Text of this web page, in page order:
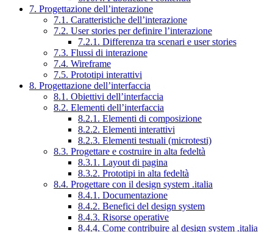
7. Progettazione dell’interazione
7.1. Caratteristiche dell’interazione
7.2. User stories per definire l’interazione
7.2.1. Differenza tra scenari e user stories
7.3. Flussi di interazione
7.4. Wireframe
7.5. Prototipi interattivi
8. Progettazione dell’interfaccia
8.1. Obiettivi dell’interfaccia
8.2. Elementi dell’interfaccia
8.2.1. Elementi di composizione
8.2.2. Elementi interattivi
8.2.3. Elementi testuali (microtesti)
8.3. Progettare e costruire in alta fedeltà
8.3.1. Layout di pagina
8.3.2. Prototipi in alta fedeltà
8.4. Progettare con il design system .italia
8.4.1. Documentazione
8.4.2. Benefici del design system
8.4.3. Risorse operative
8.4.4. Come contribuire al design system .italia